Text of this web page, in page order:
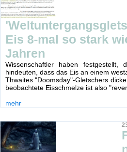
Eis 8-mal so stark
Jahren
Wissenschaftler haben
hindeuten, dass das Eis an einem
Thwaites "Doomsday"-Gletschers
beobachtete Eisschmelze ist also
mehr